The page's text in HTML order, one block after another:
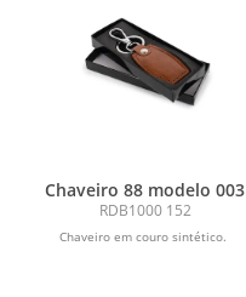
Chaveiro 88 modelo 003
RDB1000 152
Chaveiro em couro sintético.